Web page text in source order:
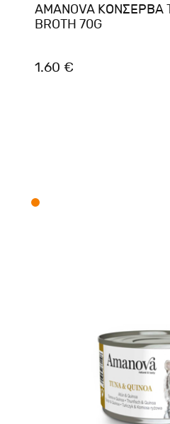
AMANOVA ΚΟΝΣΕΡΒΑ
BROTH 70G
1.60 €